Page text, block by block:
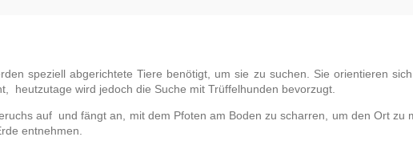
speziell abgerichtete Tiere benötigt, um sie zu suchen. Sie orientieren
heutzutage wird jedoch die Suche mit Trüffelhunden bevorzugt.
auf und fängt an, mit dem Pfoten am Boden zu scharren, um den Ort zu
entnehmen.